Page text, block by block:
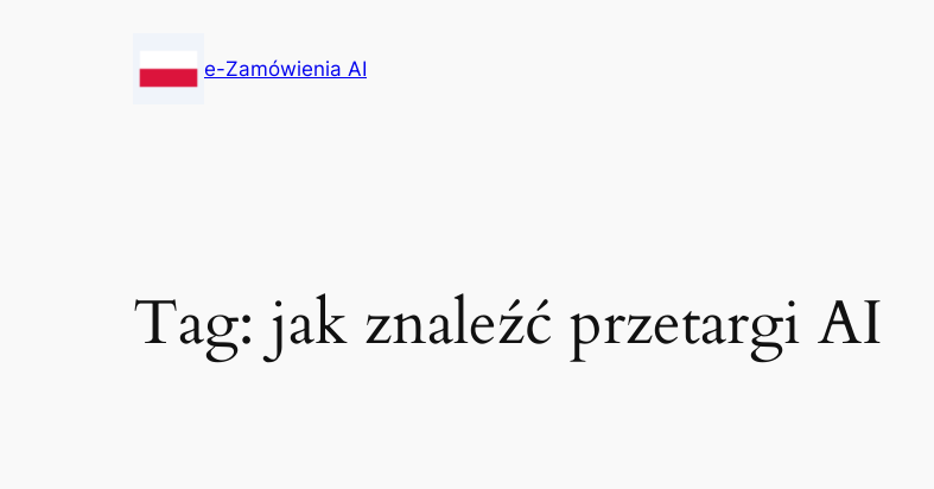
e-Zamówienia AI
Tag: jak znaleźć przetargi AI